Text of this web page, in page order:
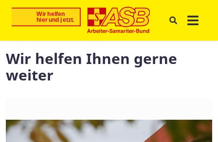
Wir helfen Ihnen gerne
weiter